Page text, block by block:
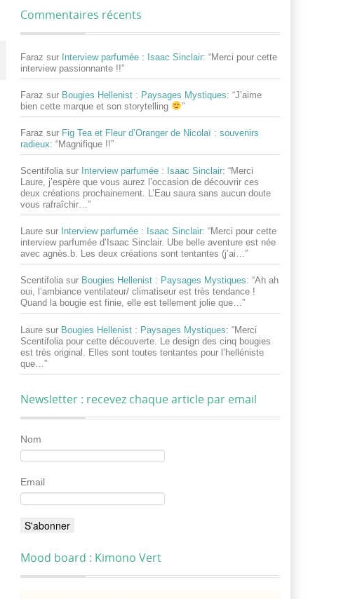
Commentaires récents
Faraz sur Interview parfumée : Isaac Sinclair: “Merci pour cette
interview passionnante !!”
Faraz sur Bougies Hellenist : Paysages Mystiques: “J’aime
bien cette marque et son storytelling
”
Faraz sur Fig Tea et Fleur d’Oranger de Nicolaï : souvenirs
radieux: “Magnifique !!”
Scentifolia sur Interview parfumée : Isaac Sinclair: “Merci
Laure, j’espère que vous aurez l’occasion de découvrir ces
deux créations prochainement. L’Eau saura sans aucun doute
vous rafraîchir…”
Laure sur Interview parfumée : Isaac Sinclair: “Merci pour cette
interview parfumée d’Isaac Sinclair. Ube belle aventure est née
avec agnès.b. Les deux créations sont tentantes (j’ai…”
Scentifolia sur Bougies Hellenist : Paysages Mystiques: “Ah ah
oui, l’ambiance ventilateur/ climatiseur est très tendance !
Quand la bougie est finie, elle est tellement jolie que…”
Laure sur Bougies Hellenist : Paysages Mystiques: “Merci
Scentifolia pour cette découverte. Le design des cinq bougies
est très original. Elles sont toutes tentantes pour l’helléniste
que… ”
Newsletter : recevez chaque article par email
Nom
Email
Mood board : Kimono Vert